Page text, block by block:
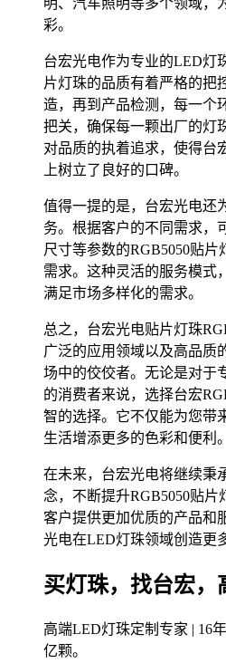
彩。
台宏光电作为专业的LED灯
片灯珠的品质有着严格的把
造，再到产品检测，每一个
把关，确保每一颗出厂的灯
对品质的执着追求，使得台
上树立了良好的口碑。
值得一提的是，台宏光电还
务。根据客户的不同需求，
尺寸等参数的RGB5050贴
需求。这种灵活的服务模式
满足市场多样化的需求。
总之，台宏光电贴片灯珠
广泛的应用领域以及高品质
场中的佼佼者。无论是对于
的消费者来说，选择台宏
智的选择。它不仅能为您带
生活增添更多的色彩和便利。
在未来，台宏光电将继续秉
念，不断提升RGB5050贴
客户提供更加优质的产品和
光电在LED灯珠领域创造更
买灯珠，找台宏，
高端LED灯珠定制专家 | 16
亿颗。